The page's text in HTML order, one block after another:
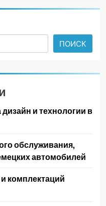
ПОИСК
дизайн и технологии в
обслуживания,
автомобилей
комплектаций